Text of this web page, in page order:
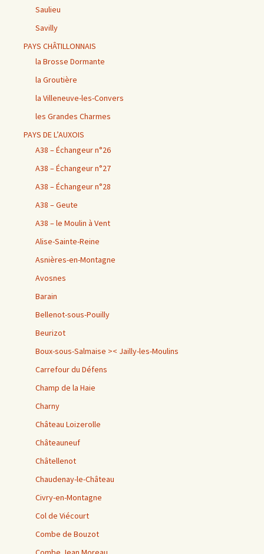
Saulieu
Savilly
PAYS CHÂTILLONNAIS
la Brosse Dormante
la Groutière
la Villeneuve-les-Convers
les Grandes Charmes
PAYS DE L’AUXOIS
A38 – Échangeur n°26
A38 – Échangeur n°27
A38 – Échangeur n°28
A38 – Geute
A38 – le Moulin à Vent
Alise-Sainte-Reine
Asnières-en-Montagne
Avosnes
Barain
Bellenot-sous-Pouilly
Beurizot
Boux-sous-Salmaise >< Jailly-les-Moulins
Carrefour du Défens
Champ de la Haie
Charny
Château Loizerolle
Châteauneuf
Châtellenot
Chaudenay-le-Château
Civry-en-Montagne
Col de Viécourt
Combe de Bouzot